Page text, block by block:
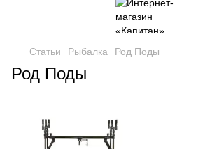
Статьи Рыбалка Род Поды
Род Поды